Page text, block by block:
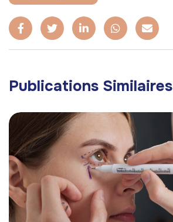
Publications Similaires